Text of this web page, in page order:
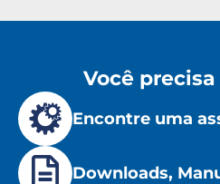
Você
Encontre uma
Downloads,